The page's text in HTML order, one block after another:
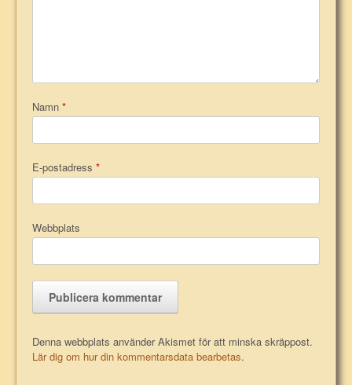
Namn *
E-postadress *
Webbplats
Denna webbplats använder Akismet för att minska skräppost.
Lär dig om hur din kommentarsdata bearbetas.